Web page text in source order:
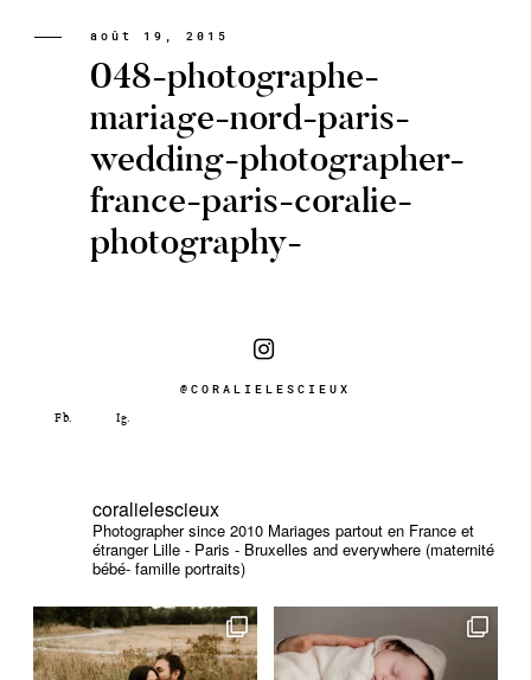
Portfolio
A PROPOS CORALIE
Contact
août 19, 2015
048-photographe-
mariage-nord-paris-
wedding-photographer-
france-paris-coralie-
photography-
@CORALIELESCIEUX
coralielescieux
Photographer since 2010 Mariages partout en France et
étranger Lille - Paris - Bruxelles and everywhere (maternité
bébé- famille portraits)